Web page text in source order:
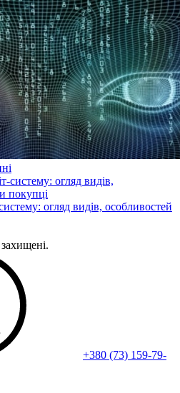
огляд видів, особливостей
+380 (73) 159-79-